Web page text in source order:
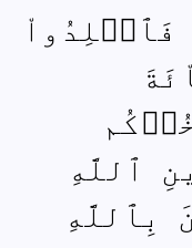
فَٱجۡلِدُواْ
ٱللَّهِ
بِٱللَّهِ